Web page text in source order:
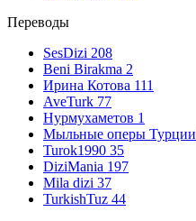
Переводы
SesDizi 208
Beni Birakma 2
Ирина Котова 111
AveTurk 77
Нурмухаметов 1
Мыльные оперы Турции
Turok1990 35
DiziMania 197
Mila dizi 37
TurkishTuz 44